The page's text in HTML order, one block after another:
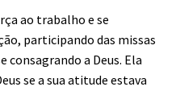
ao trabalho e se
participando das missas
consagrando a Deus. Ela
se a sua atitude estava